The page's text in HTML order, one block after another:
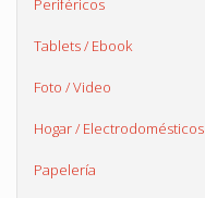
Periféricos
Tablets / Ebook
Foto / Video
Hogar / Electrodomésticos
Papelería